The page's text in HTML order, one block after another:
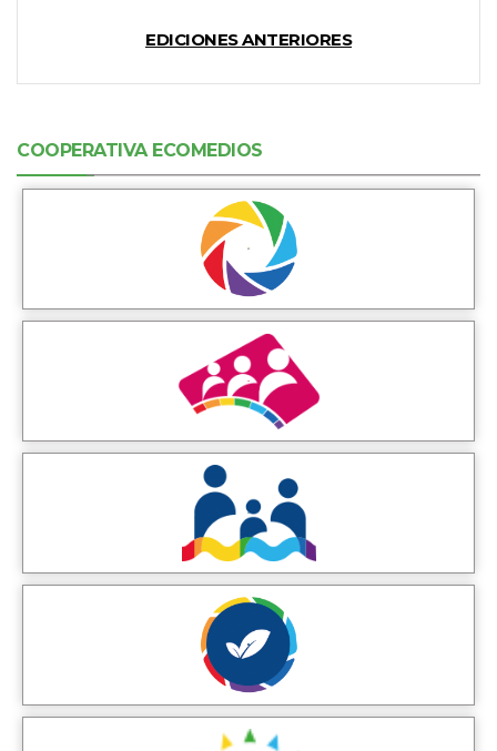
EDICIONES ANTERIORES
COOPERATIVA ECOMEDIOS